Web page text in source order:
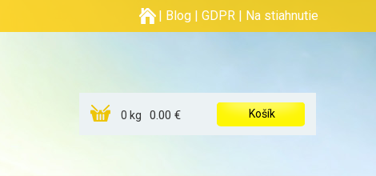
| Blog | GDPR | Na stiahnutie
0 kg 0.00 € Košík